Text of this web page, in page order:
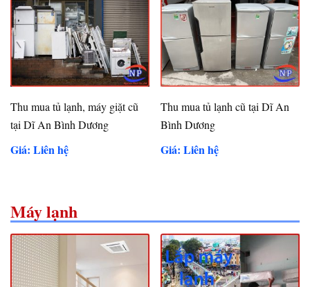
Thu mua tủ lạnh, máy giặt cũ
tại Dĩ An Bình Dương
Giá: Liên hệ
Thu mua tủ lạnh cũ tại Dĩ An
Bình Dương
Giá: Liên hệ
Máy lạnh